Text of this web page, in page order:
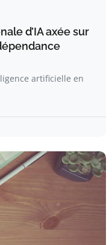
d’IA axée sur
artificielle en